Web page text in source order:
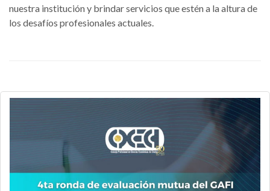
nuestra institución y brindar servicios que estén a la altura de
los desafíos profesionales actuales.